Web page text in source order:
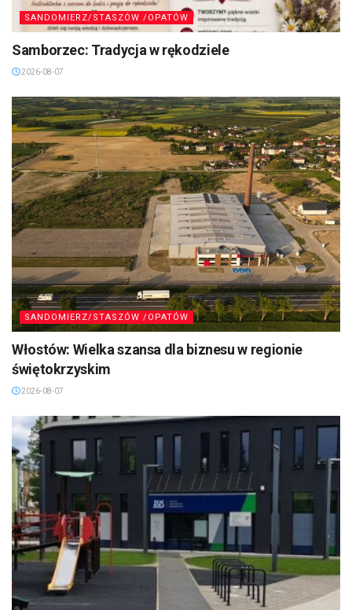
SANDOMIERZ/STASZÓW /OPATÓW
Samborzec: Tradycja w rękodziele
2026-08-07
SANDOMIERZ/STASZÓW /OPATÓW
Włostów: Wielka szansa dla biznesu w regionie
świętokrzyskim
2026-08-07